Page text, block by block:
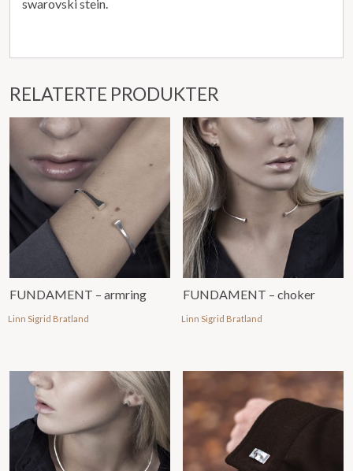
swarovski stein.
RELATERTE PRODUKTER
FUNDAMENT – armring
Linn Sigrid Bratland
FUNDAMENT – choker
Linn Sigrid Bratland